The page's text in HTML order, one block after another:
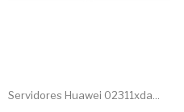
Servidores Huawei 02311xda...